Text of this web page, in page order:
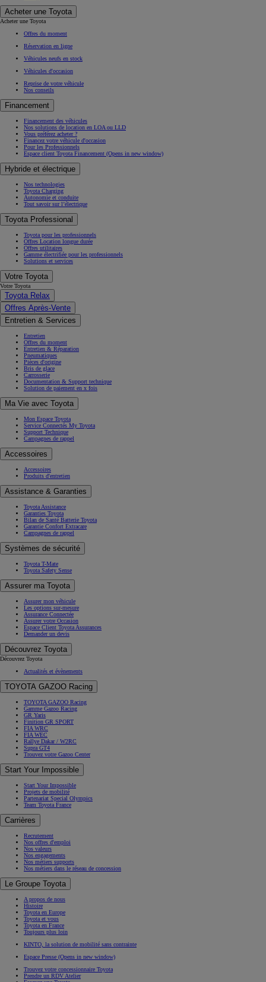
Acheter une Toyota
Acheter une Toyota
Offres du moment
Réservation en ligne
Véhicules neufs en stock
Véhicules d'occasion
Reprise de votre véhicule
Nos conseils
Financement
Financement des véhicules
Nos solutions de location en LOA ou LLD
Vous préférez acheter ?
Financez votre véhicule d'occasion
Pour les Professionnels
Espace client Toyota Financement (Opens in new window)
Hybride et électrique
Nos technologies
Toyota Charging
Autonomie et conduite
Tout savoir sur l’électrique
Toyota Professional
Toyota pour les professionnels
Offres Location longue durée
Offres utilitaires
Gamme électrifiée pour les professionnels
Solutions et services
Votre Toyota
Votre Toyota
Toyota Relax
Offres Après-Vente
Entretien & Services
Entretien
Offres du moment
Entretien & Réparation
Pneumatiques
Pièces d'origine
Bris de glace
Carrosserie
Documentation & Support technique
Solution de paiement en x fois
Ma Vie avec Toyota
Mon Espace Toyota
Service Connectés My Toyota
Support Technique
Campagnes de rappel
Accessoires
Accessoires
Produits d'entretien
Assistance & Garanties
Toyota Assistance
Garanties Toyota
Bilan de Santé Batterie Toyota
Garantie Confort Extracare
Campagnes de rappel
Systèmes de sécurité
Toyota T-Mate
Toyota Safety Sense
Assurer ma Toyota
Assurer mon véhicule
Les options sur-mesure
Assurance Connectée
Assurer votre Occasion
Espace Client Toyota Assurances
Demander un devis
Découvrez Toyota
Découvrez Toyota
Actualités et évènements
TOYOTA GAZOO Racing
TOYOTA GAZOO Racing
Gamme Gazoo Racing
GR Yaris
Finition GR SPORT
FIA WRC
FIA WEC
Rallye Dakar / W2RC
Supra GT4
Trouvez votre Gazoo Center
Start Your Impossible
Start Your Impossible
Projets de mobilité
Partenariat Special Olympics
Team Toyota France
Carrières
Recrutement
Nos offres d'emploi
Nos valeurs
Nos engagements
Nos métiers supports
Nos métiers dans le réseau de concession
Le Groupe Toyota
A propos de nous
Histoire
Toyota en Europe
Toyota et vous
Toyota en France
Toujours plus loin
KINTO, la solution de mobilité sans contrainte
Espace Presse (Opens in new window)
Trouvez votre concessionnaire Toyota
Prendre un RDV Atelier